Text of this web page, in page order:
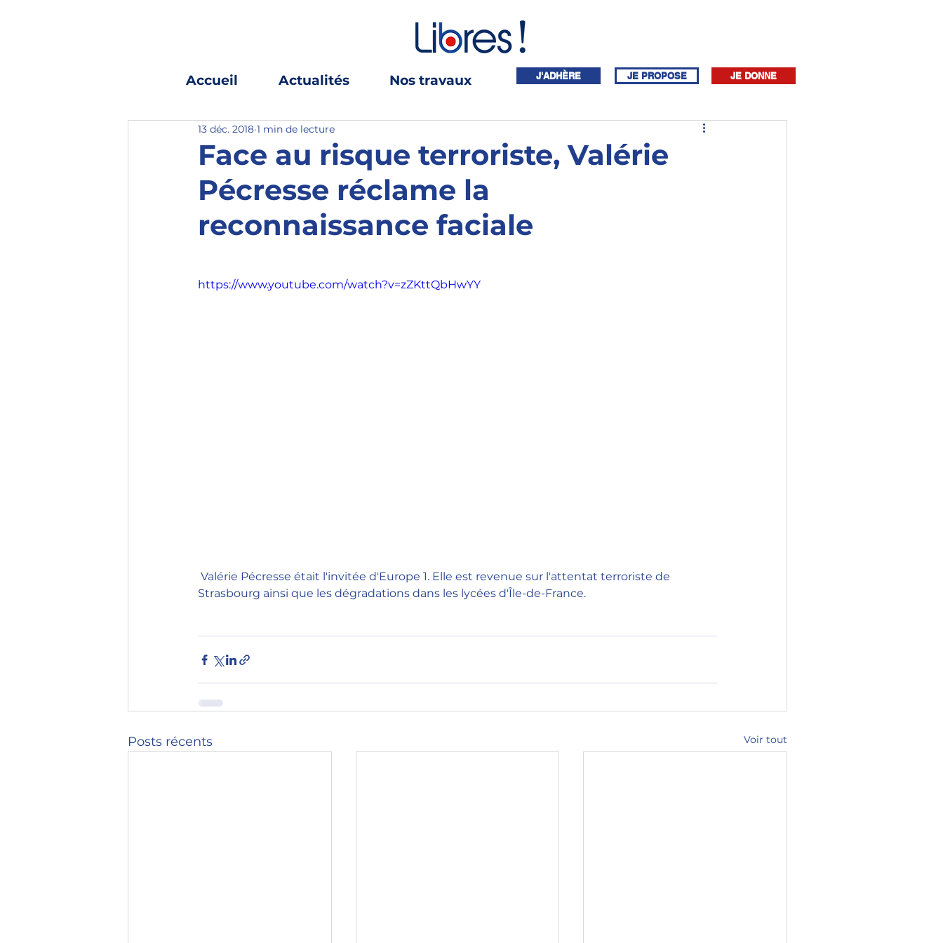
Accueil Actualités Nos travaux J'ADHÈRE JE PROPOSE JE DONNE
Face au risque terroriste, Valérie
Pécresse réclame la
reconnaissance faciale
13 déc. 2018 1 min de lecture
https://www.youtube.com/watch?v=zZKttQbHwYY
Strasbourg ainsi que les dégradations dans les lycées d'Île-de-France.
Posts récents Voir tout